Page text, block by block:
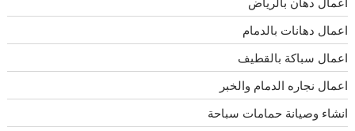
اعمال دهانات بالدمام
اعمال سباكة بالقطيف
اعمال نجاره الدمام والخبر
انشاء وصيانة حمامات سباحة